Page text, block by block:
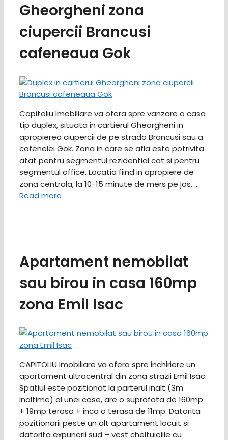
Gheorgheni zona
ciupercii Brancusi
cafeneaua Gok
Capitoliu Imobiliare va ofera spre vanzare o casa
tip duplex, situata in cartierul Gheorgheni in
apropierea ciupercii de pe strada Brancusi sau a
cafenelei Gok. Zona in care se afla este potrivita
atat pentru segmentul rezidential cat si pentru
segmentul office. Locatia fiind in apropiere de
zona centrala, la 10-15 minute de mers pe jos, …
Read more
Apartament nemobilat
sau birou in casa 160mp
zona Emil Isac
CAPITOLIU Imobiliare va ofera spre inchiriere un
apartament ultracentral din zona strazii Emil Isac.
Spatiul este pozitionat la parterul inalt (3m
inaltime) al unei case, are o suprafata de 160mp
+ 19mp terasa + inca o terasa de 11mp. Datorita
pozitionarii peste un alt apartament locuit si
datorita expunerii sud – vest cheltuielile cu